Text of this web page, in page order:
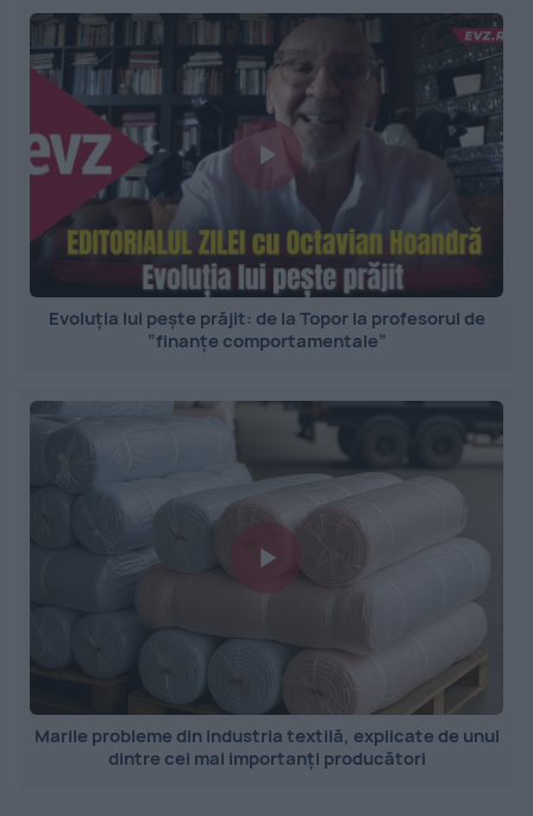
Evoluția lui pește prăjit: de la Topor la profesorul de
”finanțe comportamentale”
Marile probleme din industria textilă, explicate de unul
dintre cei mai importanți producători